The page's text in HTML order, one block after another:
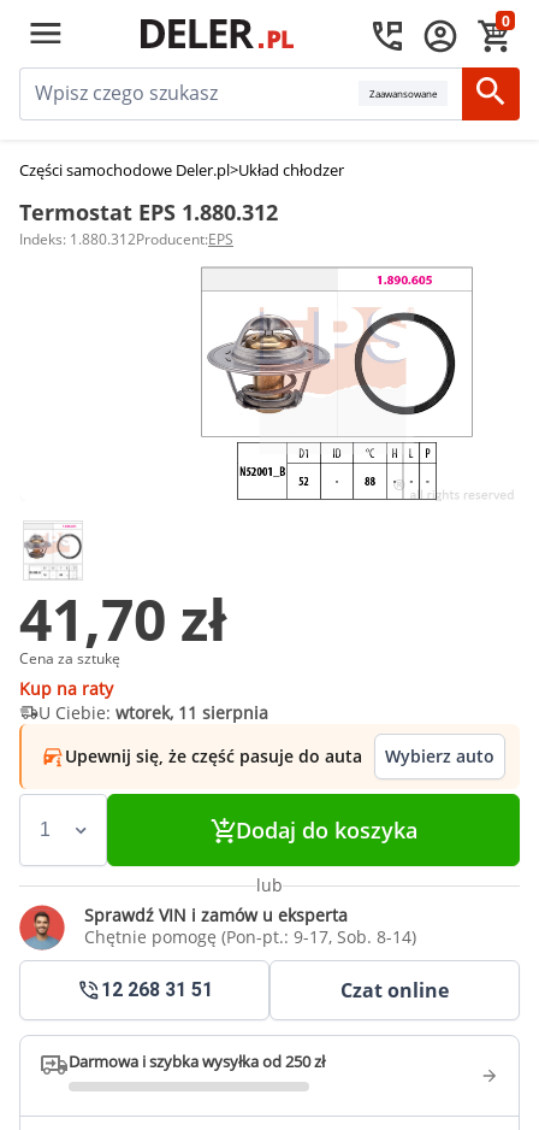
0
Zaawansowane
Części samochodowe Deler.pl>Układ chłodzenia silnika
Termostat EPS 1.880.312
Indeks: 1.880.312Producent:EPS
41,70 zł
Cena za sztukę
Kup na raty
U Ciebie: wtorek, 11 sierpnia
Upewnij się, że część pasuje do auta
Wybierz auto
Dodaj do koszyka
lub
Sprawdź VIN i zamów u eksperta
Chętnie pomogę (Pon-pt.: 9-17, Sob. 8-14)
12 268 31 51 Czat online
Darmowa i szybka wysyłka od 250 zł